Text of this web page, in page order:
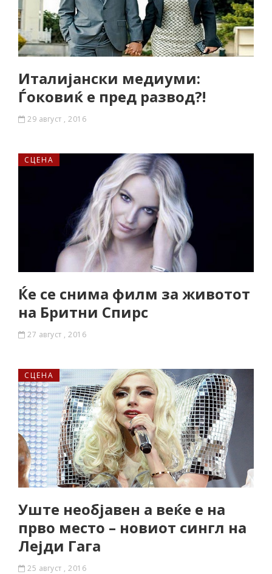
Италијански медиуми:
Ѓоковиќ е пред развод?!
29 август , 2016
СЦЕНА
Ќе се снима филм за животот
на Бритни Спирс
27 август , 2016
СЦЕНА
Уште необјавен а веќе е на
прво место – новиот сингл на
Лејди Гага
25 август , 2016